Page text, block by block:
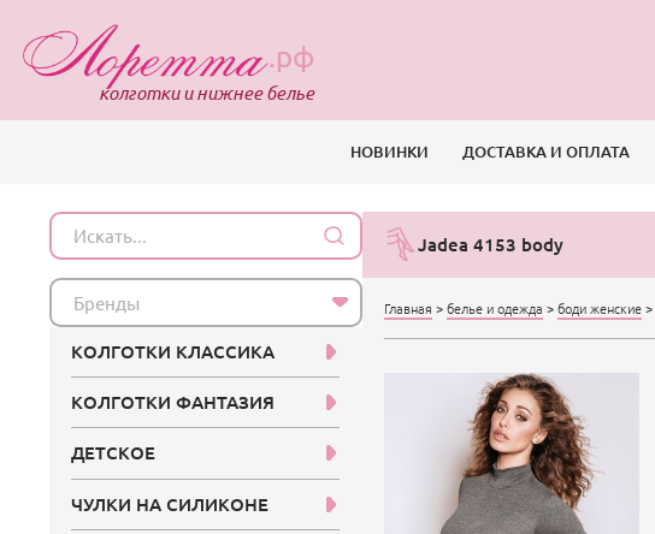
.рф
колготки и нижнее белье
НОВИНКИ ДОСТАВКА И ОПЛАТА
Jadea 4153 body
Главная > белье и одежда > боди женские >
Бренды
КОЛГОТКИ КЛАССИКА
КОЛГОТКИ ФАНТАЗИЯ
ДЕТСКОЕ
ЧУЛКИ НА СИЛИКОНЕ